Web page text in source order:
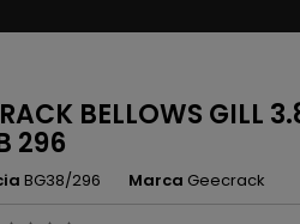
BELLOWS GILL
296
BG38/296 Marca Geecrack